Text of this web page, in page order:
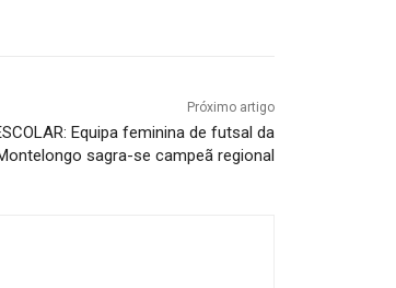
Próximo artigo
Equipa feminina de futsal da
sagra-se campeã regional